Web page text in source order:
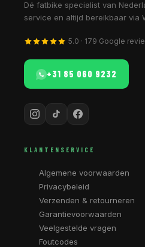
Dé fatbike specialist van
service en altijd bereikbaar via
5.0 · 179 Google
+31 85 060 9232
KLANTENSERVICE
Algemene voorwaarden
Privacybeleid
Verzenden & retourneren
Garantievoorwaarden
Veelgestelde vragen
Foutcodes